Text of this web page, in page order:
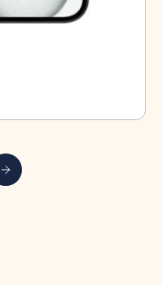
Suivant